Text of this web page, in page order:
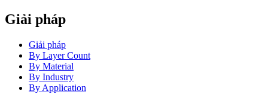
Giải pháp
Giải pháp
By Layer Count
By Material
By Industry
By Application